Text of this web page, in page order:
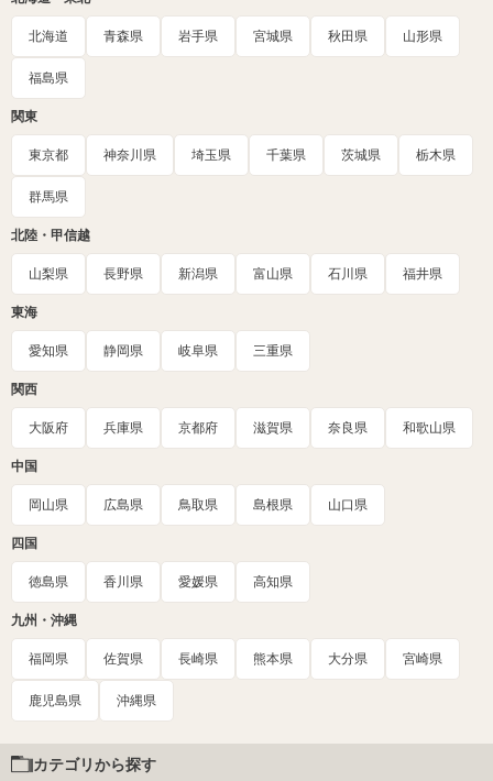
北海道 青森県 岩手県 宮城県 秋田県 山形県
福島県
関東
東京都 神奈川県 埼玉県 千葉県 茨城県 栃木県
群馬県
北陸・甲信越
山梨県 長野県 新潟県 富山県 石川県 福井県
東海
愛知県 静岡県 岐阜県 三重県
関西
大阪府 兵庫県 京都府 滋賀県 奈良県 和歌山県
中国
岡山県 広島県 鳥取県 島根県 山口県
四国
徳島県 香川県 愛媛県 高知県
九州・沖縄
福岡県 佐賀県 長崎県 熊本県 大分県 宮崎県
鹿児島県 沖縄県
カテゴリから探す